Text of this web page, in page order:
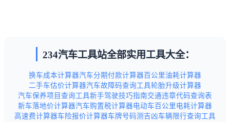
234汽车工具站全部实用工具大全：
换车成本计算器汽车分期付款计算器百公里油耗计算器
二手车估价计算器汽车故障码查询工具轮胎升级计算器
汽车保养项目查询工具新手驾驶技巧指南交通违章代码查询表
新车落地价计算器汽车购置税计算器电动车百公里电耗计算器
高速费计算器车险报价计算器车牌号码测吉凶车辆限行查询工具